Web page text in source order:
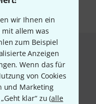
wir Ihnen ein
allem was
zum Beispiel
Anzeigen
Wenn das für
von Cookies
und Marketing
klar“ zu (alle